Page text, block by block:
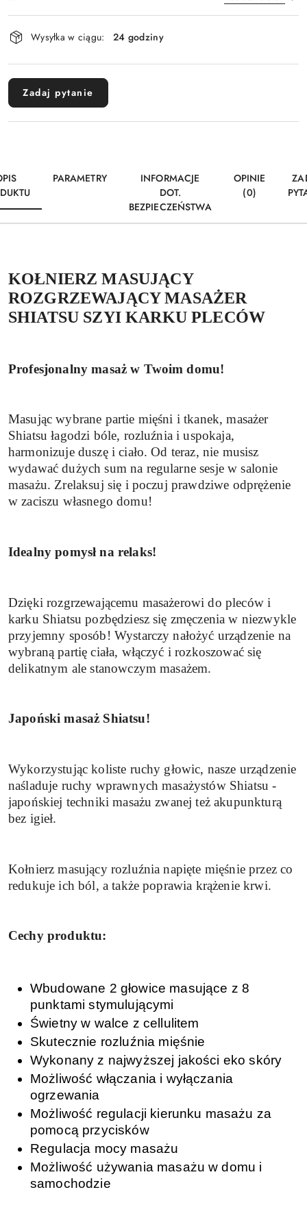
Dostępność
i
dostawa
Wysyłka w ciągu: 24 godziny
Zadaj pytanie
PARAMETRY
INFORMACJE
DOT.
BEZPIECZEŃSTWA
OPINIE
(0)
KOŁNIERZ MASUJĄCY
ROZGRZEWAJĄCY MASAŻER
SHIATSU SZYI KARKU PLECÓW
Profesjonalny masaż w Twoim domu!
Masując wybrane partie mięśni i tkanek, masażer
Shiatsu łagodzi bóle, rozluźnia i uspokaja,
harmonizuje duszę i ciało. Od teraz, nie musisz
wydawać dużych sum na regularne sesje w salonie
masażu. Zrelaksuj się i poczuj prawdziwe odprężenie
w zaciszu własnego domu!
Idealny pomysł na relaks!
Dzięki rozgrzewającemu masażerowi do pleców i
karku Shiatsu pozbędziesz się zmęczenia w niezwykle
przyjemny sposób! Wystarczy nałożyć urządzenie na
wybraną partię ciała, włączyć i rozkoszować się
delikatnym ale stanowczym masażem.
Japoński masaż Shiatsu!
Wykorzystując koliste ruchy głowic, nasze urządzenie
naśladuje ruchy wprawnych masażystów Shiatsu -
japońskiej techniki masażu zwanej też akupunkturą
bez igieł.
Kołnierz masujący rozluźnia napięte mięśnie przez co
redukuje ich ból, a także poprawia krążenie krwi.
Cechy produktu:
Wbudowane 2 głowice masujące z 8
punktami stymulującymi
Świetny w walce z cellulitem
Skutecznie rozluźnia mięśnie
Wykonany z najwyższej jakości eko skóry
Możliwość włączania i wyłączania
ogrzewania
Możliwość regulacji kierunku masażu za
pomocą przycisków
Regulacja mocy masażu
Możliwość używania masażu w domu i
samochodzie